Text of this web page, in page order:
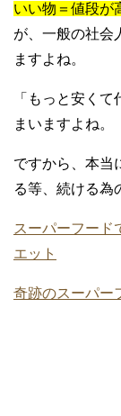
いい物＝値段が
が、一般の社会
ますよね。
「もっと安く
まいますよね。
ですから、本当
る等、続ける為
スーパーフード
エット
奇跡のスーパー